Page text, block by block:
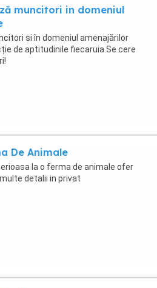
muncitori in domeniul
si în domeniul amenajărilor
de aptitudinile fiecaruia.Se cere
De Animale
la o ferma de animale ofer
detalii in privat